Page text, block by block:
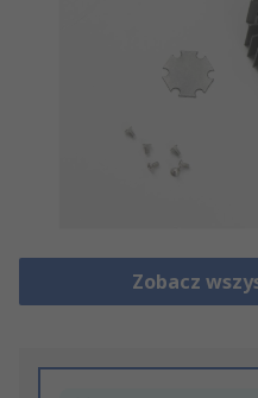
Zobacz